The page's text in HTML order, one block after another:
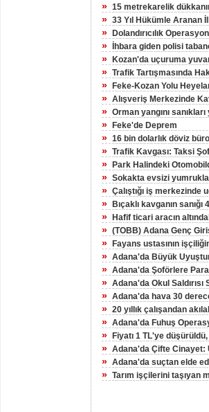
» 15 metrekarelik
» 33 Yıl Hükümle Aranan
» Dolandırıcılık
» İhbara giden polisi
» Kozan'da uçuruma
» Trafik Tartışmasında
» Feke-Kozan Yolu
» Alışveriş Merkezinde
» Orman yangını sanıkları
» Feke'de Deprem
» 16 bin dolarlık döviz
» Trafik Kavgası: Taksi
» Park Halindeki
» Sokakta evsizi
» Çalıştığı iş merkezinde
» Bıçaklı kavganın
» Hafif ticari aracın
» (TOBB) Adana Genç
» Fayans ustasının
» Adana'da Büyük
» Adana'da Şoförlere Para
» Adana'da Okul
» Adana'da hava 30
» 20 yıllık çalışandan
» Adana'da Fuhuş
» Fiyatı 1 TL'ye
» Adana'da Çifte Cinayet:
» Adana'da suçtan elde
» Tarım işçilerini taşıyan